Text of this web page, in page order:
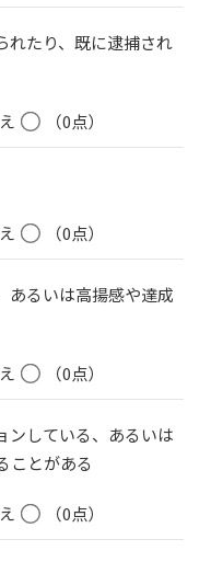
れたり、既に逮捕され
（0点）
（0点）
あるいは高揚感や達成
（0点）
ンしている、あるいは
ことがある
（0点）